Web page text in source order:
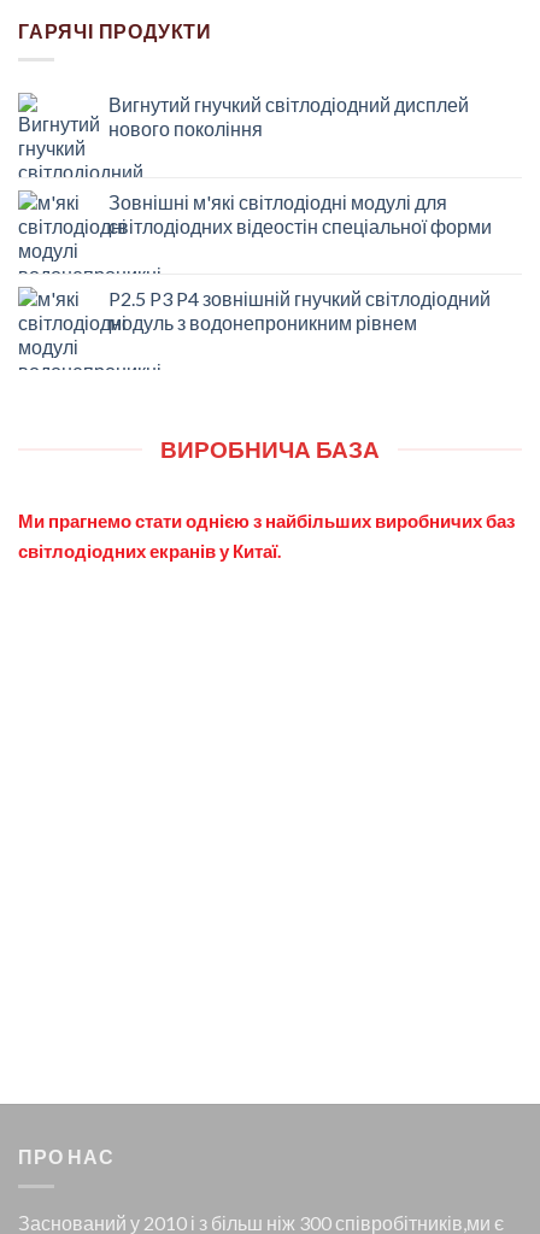
ВИРОБНИЧА БАЗА
Ми прагнемо стати однією з найбільших виробничих баз
світлодіодних екранів у Китаї.
ГАРЯЧІ ПРОДУКТИ
Вигнутий гнучкий світлодіодний дисплей
нового покоління
Зовнішні м'які світлодіодні модулі для
світлодіодних відеостін спеціальної форми
P2.5 P3 P4 зовнішній гнучкий світлодіодний
модуль з водонепроникним рівнем
ПРО НАС
Заснований у 2010 і з більш ніж 300 співробітників,ми є